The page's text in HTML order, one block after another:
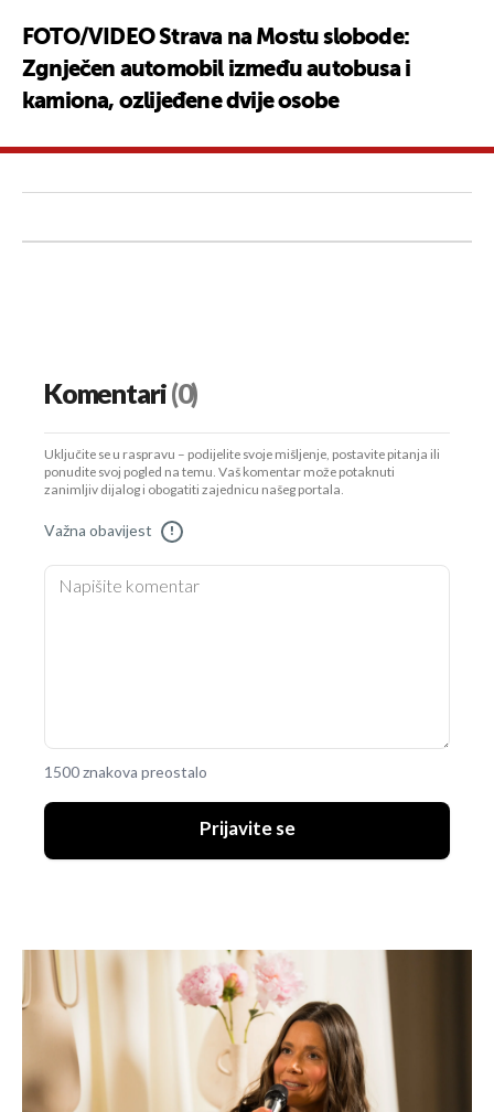
FOTO/VIDEO Strava na Mostu slobode:
Zgnječen automobil između autobusa i
kamiona, ozlijeđene dvije osobe
Komentari(0)
Uključite se u raspravu – podijelite svoje mišljenje, postavite pitanja ili
ponudite svoj pogled na temu. Vaš komentar može potaknuti
zanimljiv dijalog i obogatiti zajednicu našeg portala.
Važna obavijest !
1500 znakova preostalo
Prijavite se